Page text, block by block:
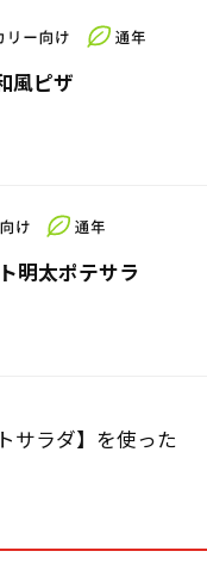
風ピザ
明太ポテサラ
サラダ】を使った